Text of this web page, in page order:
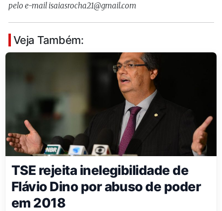
pelo e-mail isaiasrocha21@gmail.com
Veja Também:
TSE rejeita inelegibilidade de
Flávio Dino por abuso de poder
em 2018